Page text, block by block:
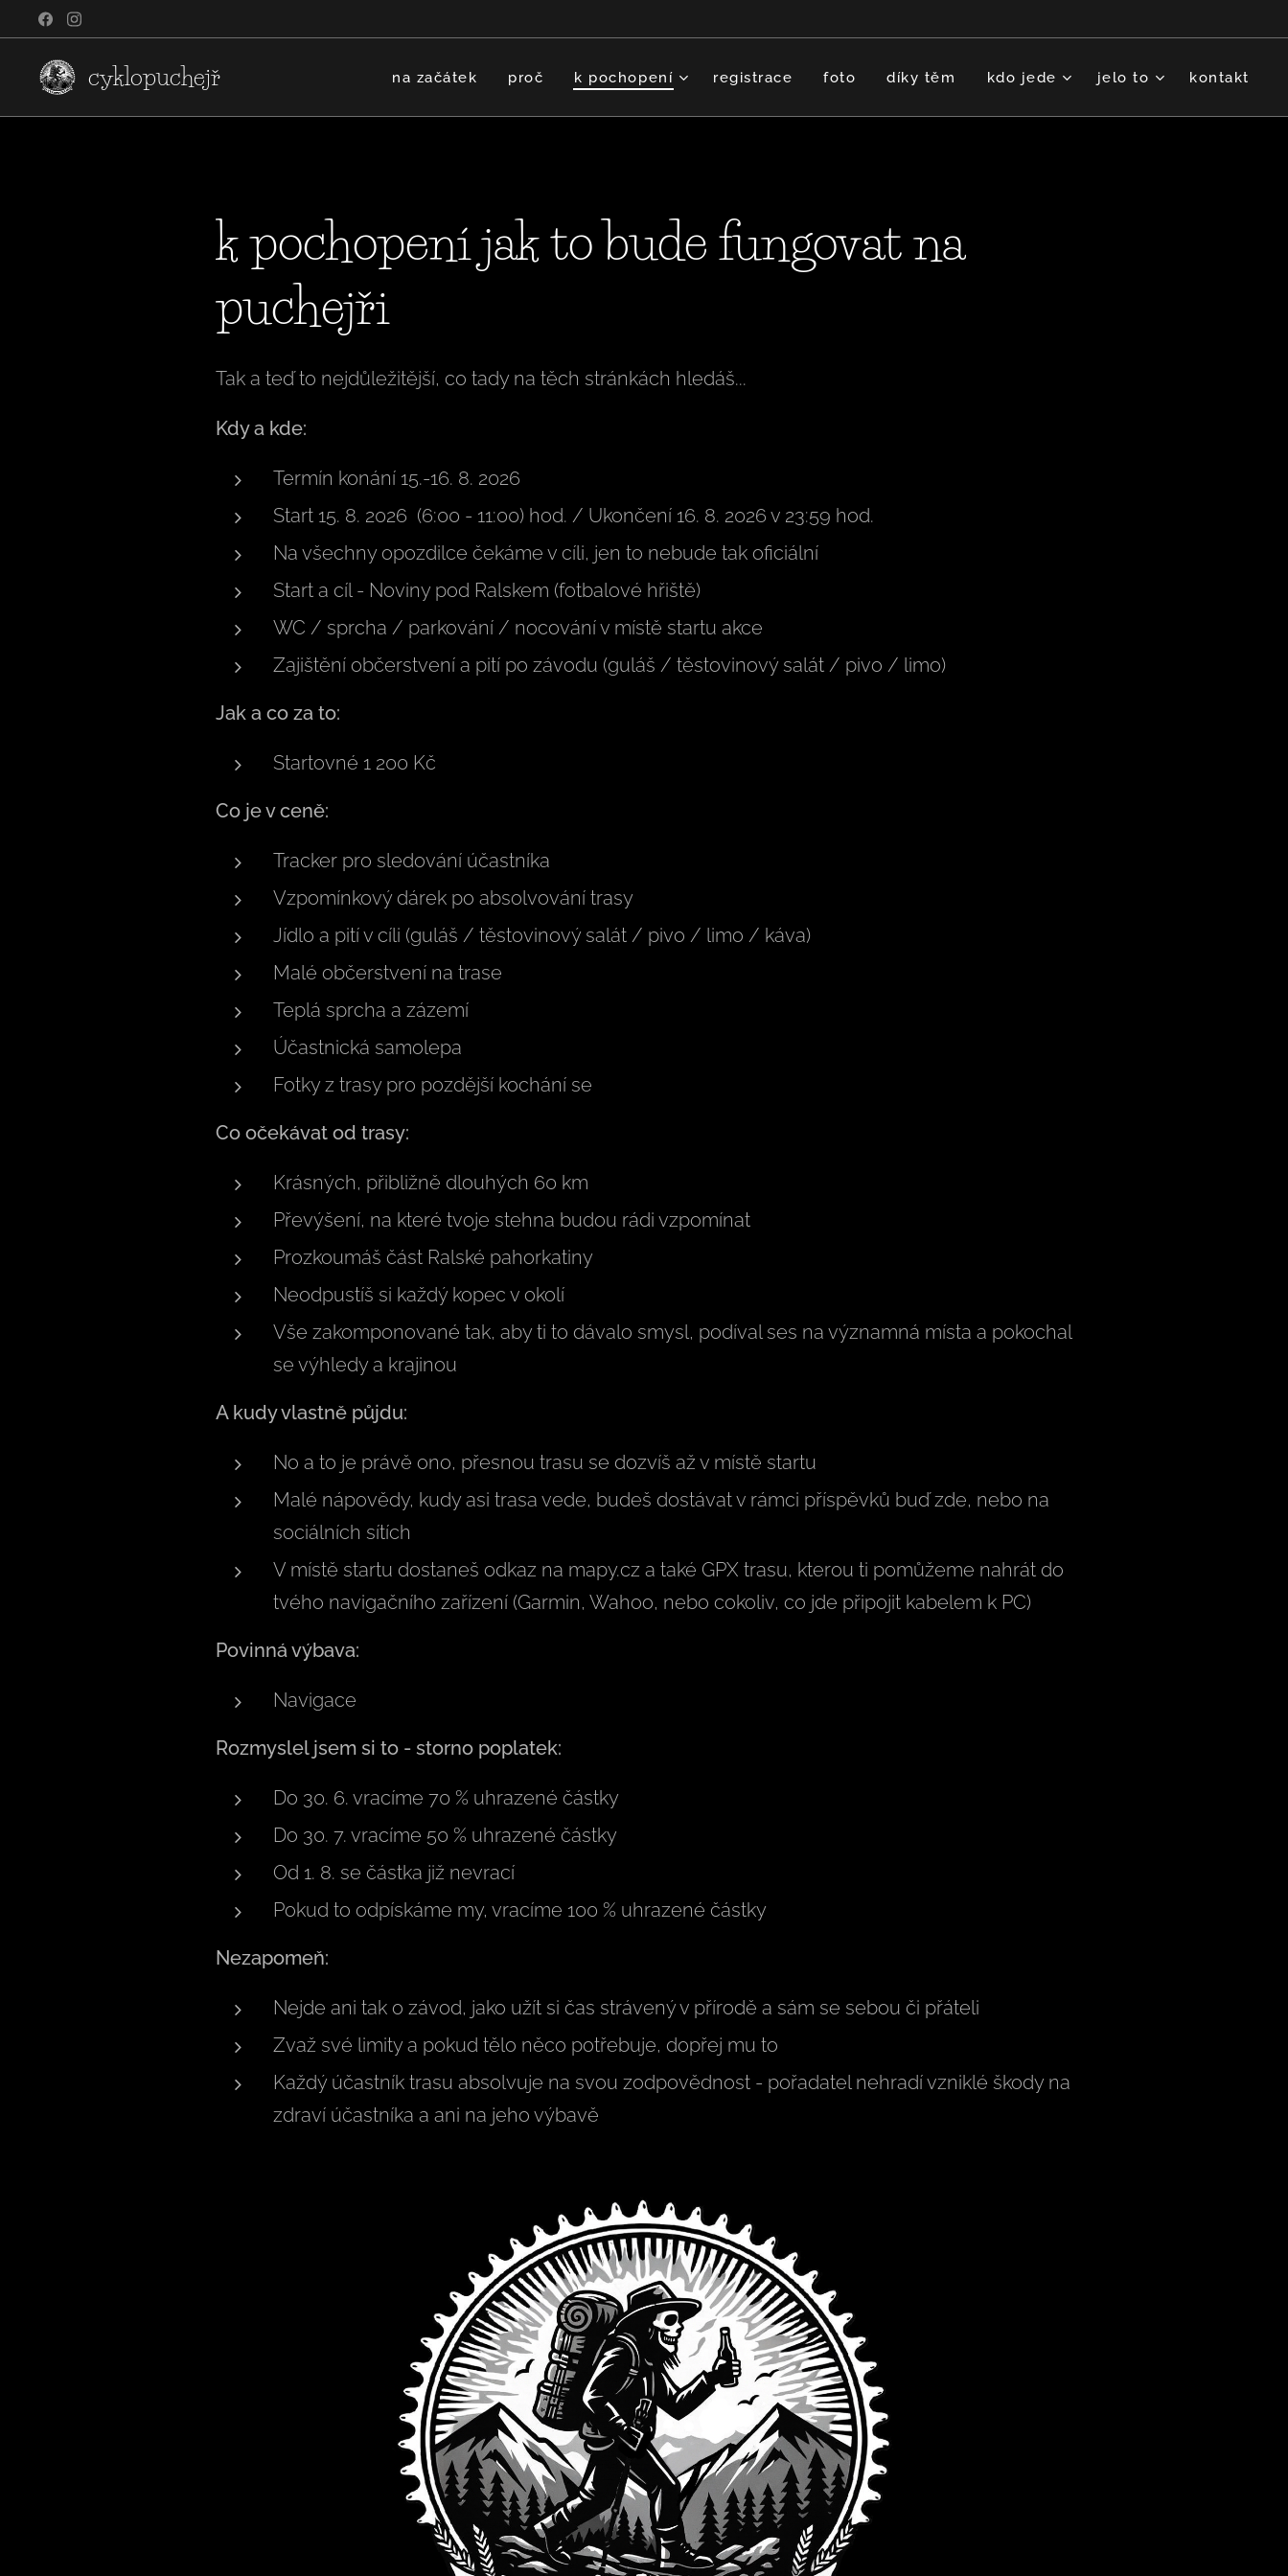
cyklopuchejř na začátek proč k pochopení registrace foto díky těm kdo jede jelo to kontakt
k pochopení jak to bude fungovat na
puchejři
Tak a teď to nejdůležitější, co tady na těch stránkách hledáš...
Kdy a kde:
Termín konání 15.-16. 8. 2026
Start 15. 8. 2026 (6:00 - 11:00) hod. / Ukončení 16. 8. 2026 v 23:59 hod.
Na všechny opozdilce čekáme v cíli, jen to nebude tak oficiální
Start a cíl - Noviny pod Ralskem (fotbalové hřiště)
WC / sprcha / parkování / nocování v místě startu akce
Zajištění občerstvení a pití po závodu (guláš / těstovinový salát / pivo / limo)
Jak a co za to:
Startovné 1 200 Kč
Co je v ceně:
Tracker pro sledování účastníka
Vzpomínkový dárek po absolvování trasy
Jídlo a pití v cíli (guláš / těstovinový salát / pivo / limo / káva)
Malé občerstvení na trase
Teplá sprcha a zázemí
Účastnická samolepa
Fotky z trasy pro pozdější kochání se
Co očekávat od trasy:
Krásných, přibližně dlouhých 60 km
Převýšení, na které tvoje stehna budou rádi vzpomínat
Prozkoumáš část Ralské pahorkatiny
Neodpustíš si každý kopec v okolí
Vše zakomponované tak, aby ti to dávalo smysl, podíval ses na významná místa a pokochal
se výhledy a krajinou
A kudy vlastně půjdu:
No a to je právě ono, přesnou trasu se dozvíš až v místě startu
Malé nápovědy, kudy asi trasa vede, budeš dostávat v rámci příspěvků buď zde, nebo na
sociálních sítích
V místě startu dostaneš odkaz na mapy.cz a také GPX trasu, kterou ti pomůžeme nahrát do
tvého navigačního zařízení (Garmin, Wahoo, nebo cokoliv, co jde připojit kabelem k PC)
Povinná výbava:
Navigace
Rozmyslel jsem si to - storno poplatek:
Do 30. 6. vracíme 70 % uhrazené částky
Do 30. 7. vracíme 50 % uhrazené částky
Od 1. 8. se částka již nevrací
Pokud to odpískáme my, vracíme 100 % uhrazené částky
Nezapomeň:
Nejde ani tak o závod, jako užít si čas strávený v přírodě a sám se sebou či přáteli
Zvaž své limity a pokud tělo něco potřebuje, dopřej mu to
Každý účastník trasu absolvuje na svou zodpovědnost - pořadatel nehradí vzniklé škody na
zdraví účastníka a ani na jeho výbavě